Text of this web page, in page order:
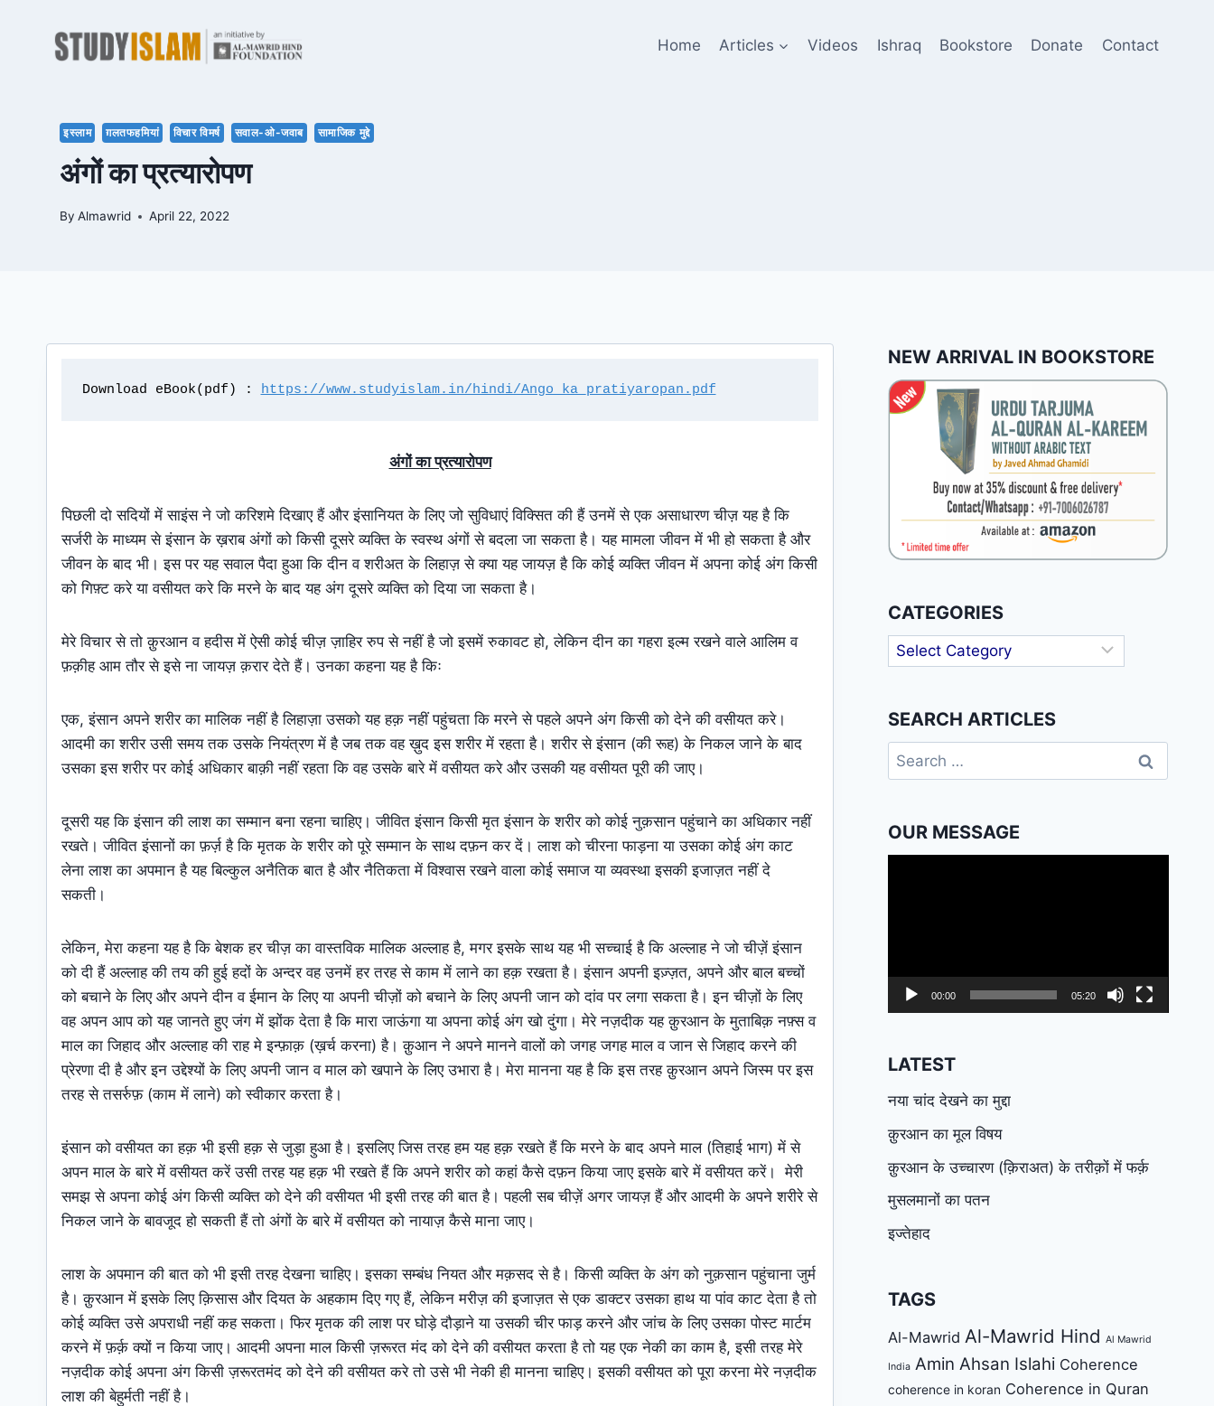
Home Articles Videos Ishraq Bookstore Donate Contact
इस्लाम ग़लतफहमियां विचार विमर्ष सवाल-ओ-जवाब सामाजिक मुद्दे
अंगों का प्रत्यारोपण
By Almawrid April 22, 2022
Download eBook(pdf) : https://www.studyislam.in/hindi/Ango_ka_pratiyaropan.pdf
अंगों का प्रत्यारोपण
पिछली दो सदियों में साइंस ने जो करिशमे दिखाए हैं और इंसानियत के लिए जो सुविधाएं विक्सित की हैं उनमें से एक असाधारण चीज़ यह है कि
सर्जरी के माध्यम से इंसान के ख़राब अंगों को किसी दूसरे व्यक्ति के स्वस्थ अंगों से बदला जा सकता है। यह मामला जीवन में भी हो सकता है और
जीवन के बाद भी। इस पर यह सवाल पैदा हुआ कि दीन व शरीअत के लिहाज़ से क्या यह जायज़ है कि कोई व्यक्ति जीवन में अपना कोई अंग किसी
को गिफ़्ट करे या वसीयत करे कि मरने के बाद यह अंग दूसरे व्यक्ति को दिया जा सकता है।
मेरे विचार से तो क़ुरआन व हदीस में ऐसी कोई चीज़ ज़ाहिर रुप से नहीं है जो इसमें रुकावट हो, लेकिन दीन का गहरा इल्म रखने वाले आलिम व
फ़क़ीह आम तौर से इसे ना जायज़ क़रार देते हैं। उनका कहना यह है किः
एक, इंसान अपने शरीर का मालिक नहीं है लिहाज़ा उसको यह हक़ नहीं पहुंचता कि मरने से पहले अपने अंग किसी को देने की वसीयत करे।
आदमी का शरीर उसी समय तक उसके नियंत्रण में है जब तक वह ख़ुद इस शरीर में रहता है। शरीर से इंसान (की रूह) के निकल जाने के बाद
उसका इस शरीर पर कोई अधिकार बाक़ी नहीं रहता कि वह उसके बारे में वसीयत करे और उसकी यह वसीयत पूरी की जाए।
दूसरी यह कि इंसान की लाश का सम्मान बना रहना चाहिए। जीवित इंसान किसी मृत इंसान के शरीर को कोई नुक़सान पहुंचाने का अधिकार नहीं
रखते। जीवित इंसानों का फ़र्ज़ है कि मृतक के शरीर को पूरे सम्मान के साथ दफ़न कर दें। लाश को चीरना फाड़ना या उसका कोई अंग काट
लेना लाश का अपमान है यह बिल्कुल अनैतिक बात है और नैतिकता में विश्वास रखने वाला कोई समाज या व्यवस्था इसकी इजाज़त नहीं दे
सकती।
लेकिन, मेरा कहना यह है कि बेशक हर चीज़ का वास्तविक मालिक अल्लाह है, मगर इसके साथ यह भी सच्चाई है कि अल्लाह ने जो चीज़ें इंसान
को दी हैं अल्लाह की तय की हुई हदों के अन्दर वह उनमें हर तरह से काम में लाने का हक़ रखता है। इंसान अपनी इज़्ज़त, अपने और बाल बच्चों
को बचाने के लिए और अपने दीन व ईमान के लिए या अपनी चीज़ों को बचाने के लिए अपनी जान को दांव पर लगा सकता है। इन चीज़ों के लिए
वह अपन आप को यह जानते हुए जंग में झोंक देता है कि मारा जाऊंगा या अपना कोई अंग खो दुंगा। मेरे नज़दीक यह क़ुरआन के मुताबिक़ नफ़्स व
माल का जिहाद और अल्लाह की राह मे इन्फ़ाक़ (ख़र्च करना) है। क़ुआन ने अपने मानने वालों को जगह जगह माल व जान से जिहाद करने की
प्रेरणा दी है और इन उद्देश्यों के लिए अपनी जान व माल को खपाने के लिए उभारा है। मेरा मानना यह है कि इस तरह क़ुरआन अपने जिस्म पर इस
तरह से तसर्रुफ़ (काम में लाने) को स्वीकार करता है।
इंसान को वसीयत का हक़ भी इसी हक़ से जुड़ा हुआ है। इसलिए जिस तरह हम यह हक़ रखते हैं कि मरने के बाद अपने माल (तिहाई भाग) में से
अपन माल के बारे में वसीयत करें उसी तरह यह हक़ भी रखते हैं कि अपने शरीर को कहां कैसे दफ़न किया जाए इसके बारे में वसीयत करें। मेरी
समझ से अपना कोई अंग किसी व्यक्ति को देने की वसीयत भी इसी तरह की बात है। पहली सब चीज़ें अगर जायज़ हैं और आदमी के अपने शरीरे से
निकल जाने के बावजूद हो सकती हैं तो अंगों के बारे में वसीयत को नायाज़ कैसे माना जाए।
लाश के अपमान की बात को भी इसी तरह देखना चाहिए। इसका सम्बंध नियत और मक़सद से है। किसी व्यक्ति के अंग को नुक़सान पहुंचाना जुर्म
है। क़ुरआन में इसके लिए क़िसास और दियत के अहकाम दिए गए हैं, लेकिन मरीज़ की इजाज़त से एक डाक्टर उसका हाथ या पांव काट देता है तो
कोई व्यक्ति उसे अपराधी नहीं कह सकता। फिर मृतक की लाश पर घोड़े दौड़ाने या उसकी चीर फाड़ करने और जांच के लिए उसका पोस्ट मार्टम
करने में फ़र्क़ क्यों न किया जाए। आदमी अपना माल किसी ज़रूरत मंद को देने की वसीयत करता है तो यह एक नेकी का काम है, इसी तरह मेरे
नज़दीक कोई अपना अंग किसी ज़रूरतमंद को देने की वसीयत करे तो उसे भी नेकी ही मानना चाहिए। इसकी वसीयत को पूरा करना मेरे नज़दीक
लाश की बेहुर्मती नहीं है।
NEW ARRIVAL IN BOOKSTORE
CATEGORIES
Categories
SEARCH ARTICLES
Search
for:
OUR MESSAGE
00:00 05:20
LATEST
नया चांद देखने का मुद्दा
क़ुरआन का मूल विषय
क़ुरआन के उच्चारण (क़िराअत) के तरीक़ों में फर्क़
मुसलमानों का पतन
इज्तेहाद
TAGS
Al-Mawrid Al-Mawrid Hind Al Mawrid
India Amin Ahsan Islahi Coherence
coherence in koran Coherence in Quran